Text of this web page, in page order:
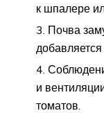
к шпалере
Почва
и
томатов.